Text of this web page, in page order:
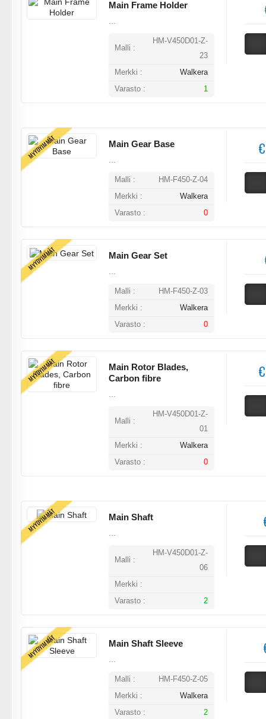
Main Frame Holder
...
Malli :
HM-V450D01-Z-
23
Merkki :
Walkera
Varasto :
1
MYYDYIMMÄT
Main Gear Base
...
Malli :
HM-F450-Z-04
Merkki :
Walkera
Varasto :
0
MYYDYIMMÄT
Main Gear Set
...
Malli :
HM-F450-Z-03
Merkki :
Walkera
Varasto :
0
MYYDYIMMÄT
Main Rotor Blades,
Carbon fibre
...
Malli :
HM-V450D01-Z-
01
Merkki :
Walkera
Varasto :
0
MYYDYIMMÄT
Main Shaft
...
Malli :
HM-V450D01-Z-
06
Merkki :
Varasto :
2
MYYDYIMMÄT
Main Shaft Sleeve
...
Malli :
HM-F450-Z-05
Merkki :
Walkera
Varasto :
2